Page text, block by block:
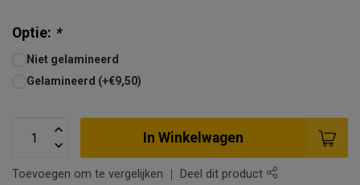
Optie: *
Niet gelamineerd
Gelamineerd (+€9,50)
In Winkelwagen
Toevoegen om te vergelijken Deel dit product